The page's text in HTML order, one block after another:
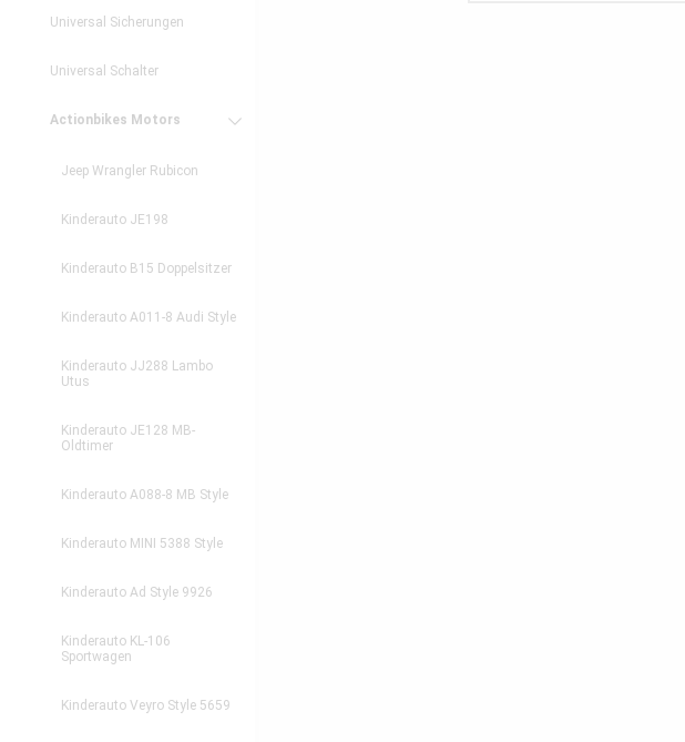
Universal Sicherungen
Universal Schalter
Actionbikes Motors
Jeep Wrangler Rubicon
Kinderauto JE198
Kinderauto B15 Doppelsitzer
Kinderauto A011-8 Audi Style
Kinderauto JJ288 Lambo
Utus
Kinderauto JE128 MB-
Oldtimer
Kinderauto A088-8 MB Style
Kinderauto MINI 5388 Style
Kinderauto Ad Style 9926
Kinderauto KL-106
Sportwagen
Kinderauto Veyro Style 5659